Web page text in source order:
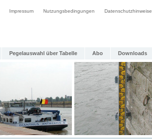
Impressum Nutzungsbedingungen Datenschutzhinweise
Pegelauswahl über Tabelle Abo Downloads